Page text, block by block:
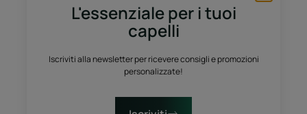
L'essenziale per i tuoi
capelli
Iscriviti alla newsletter per ricevere consigli e promozioni
personalizzate!
CHI SIAMO
ContattiDomande frequenti
Raccolta differenziata dei prodotti vendita
Raccolta differenziata dei campioni prova gratuiti